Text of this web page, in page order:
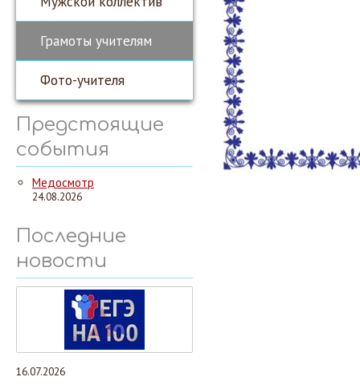
Грамоты учителям
Фото-учителя
Предстоящие
события
Медосмотр
24.08.2026
Последние
новости
16.07.2026